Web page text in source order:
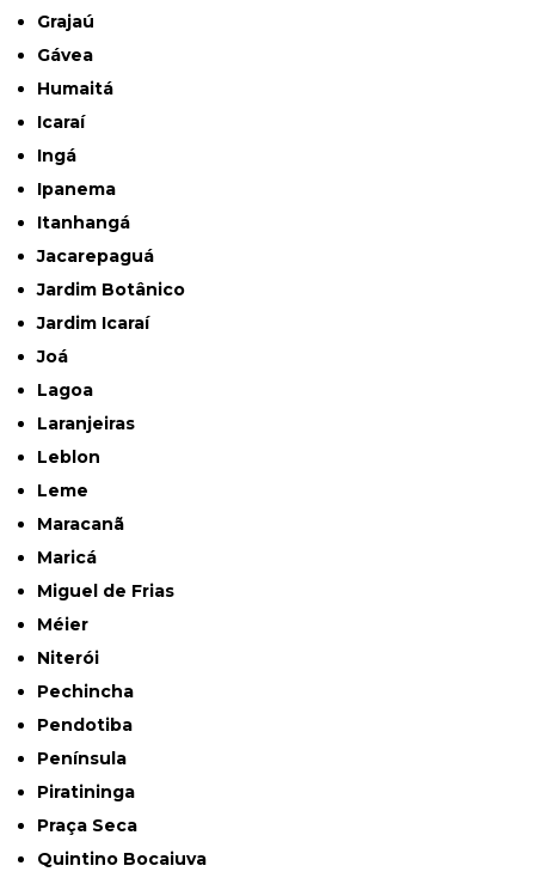
Grajaú
Gávea
Humaitá
Icaraí
Ingá
Ipanema
Itanhangá
Jacarepaguá
Jardim Botânico
Jardim Icaraí
Joá
Lagoa
Laranjeiras
Leblon
Leme
Maracanã
Maricá
Miguel de Frias
Méier
Niterói
Pechincha
Pendotiba
Península
Piratininga
Praça Seca
Quintino Bocaiuva